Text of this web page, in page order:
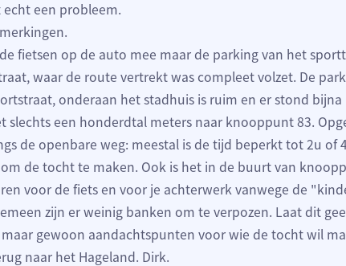
een probleem.
fietsen op de auto mee maar de parking van het
waar de route vertrekt was compleet volzet. De
onderaan het stadhuis is ruim en er stond bijna
slechts een honderdtal meters naar knooppunt 83.
de openbare weg: meestal is de tijd beperkt tot 2u of
de tocht te maken. Ook is het in de buurt van
voor de fiets en voor je achterwerk vanwege de
zijn er weinig banken om te verpozen. Laat dit
gewoon aandachtspunten voor wie de tocht wil
naar het Hageland. Dirk.